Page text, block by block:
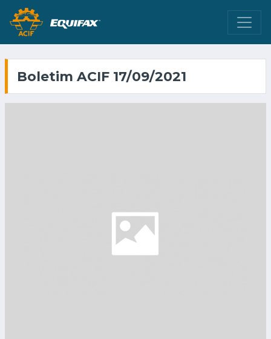
Boletim ACIF 17/09/2021